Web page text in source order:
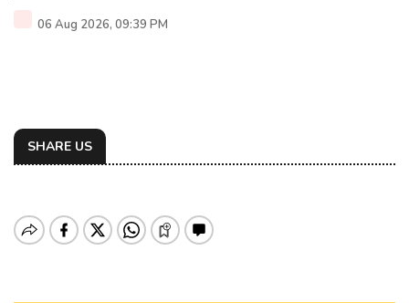
06 Aug 2026, 09:39 PM
SHARE US